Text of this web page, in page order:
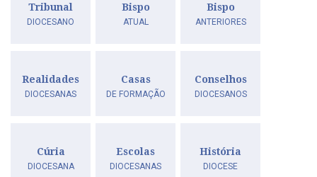
Tribunal
DIOCESANO
Bispo
ATUAL
Bispo
ANTERIORES
Realidades
DIOCESANAS
Casas
DE FORMAÇÃO
Conselhos
DIOCESANOS
Cúria
DIOCESANA
Escolas
DIOCESANAS
História
DIOCESE